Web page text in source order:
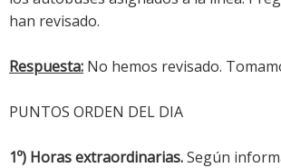
han revisado.
Respuesta: No hemos revisado.
PUNTOS ORDEN DEL DIA
1º) Horas extraordinarias.Según